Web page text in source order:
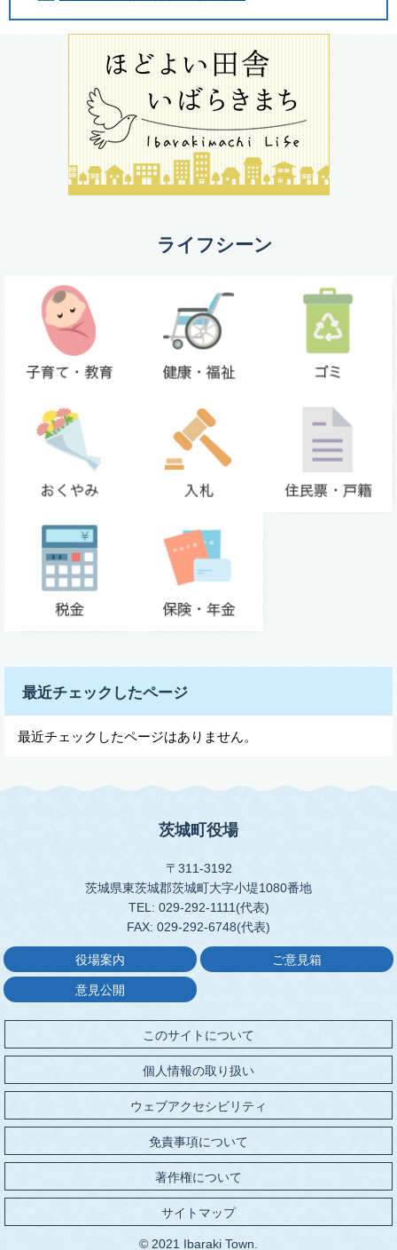
ライフシーン
最近チェックしたページ
最近チェックしたページはありません。
茨城町役場
〒311-3192
茨城県東茨城郡茨城町大字小堤1080番地
TEL: 029-292-1111(代表)
FAX: 029-292-6748(代表)
役場案内 ご意見箱
意見公開
このサイトについて
個人情報の取り扱い
ウェブアクセシビリティ
免責事項について
著作権について
サイトマップ
© 2021 Ibaraki Town.